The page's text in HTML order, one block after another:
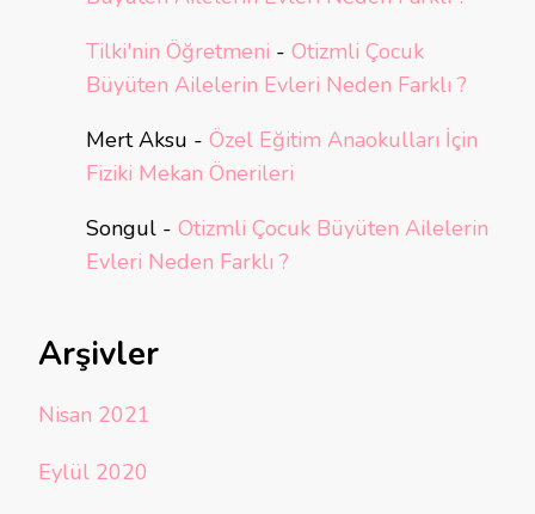
Tilki'nin Öğretmeni - Otizmli Çocuk
Büyüten Ailelerin Evleri Neden Farklı ?
Mert Aksu - Özel Eğitim Anaokulları İçin
Fiziki Mekan Önerileri
Songul - Otizmli Çocuk Büyüten Ailelerin
Evleri Neden Farklı ?
Arşivler
Nisan 2021
Eylül 2020